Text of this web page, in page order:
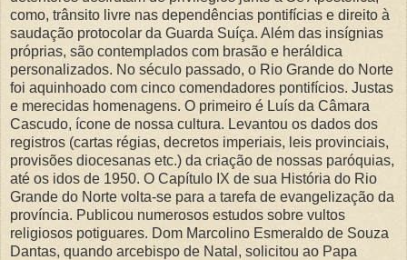
como, trânsito livre nas dependências pontifícias e direito à
saudação protocolar da Guarda Suíça. Além das insígnias
próprias, são contemplados com brasão e heráldica
personalizados. No século passado, o Rio Grande do Norte
foi aquinhoado com cinco comendadores pontifícios. Justas
e merecidas homenagens. O primeiro é Luís da Câmara
Cascudo, ícone de nossa cultura. Levantou os dados dos
registros (cartas régias, decretos imperiais, leis provinciais,
provisões diocesanas etc.) da criação de nossas paróquias,
até os idos de 1950. O Capítulo IX de sua História do Rio
Grande do Norte volta-se para a tarefa de evangelização da
província. Publicou numerosos estudos sobre vultos
religiosos potiguares. Dom Marcolino Esmeraldo de Souza
Dantas, quando arcebispo de Natal, solicitou ao Papa